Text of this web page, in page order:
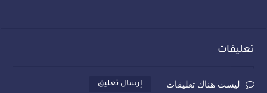
تعليقات
ليست هناك تعليقات إرسال تعليق